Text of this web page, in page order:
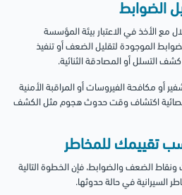
الضوابط
مع الأخذ في الاعتبار بيئة المؤسسة
الموجودة لتقليل الضعف أو تنفيذ
التسلل أو المصادقة الثنائية.
أو مكافحة الفيروسات أو المراقبة الأمنية
اكتشاف وقت حدوث هجوم مثل الكشف
تقييمك للمخاطر
الضعف والضوابط، فإن الخطوة التالية
السيرانية في حالة حدوثها.